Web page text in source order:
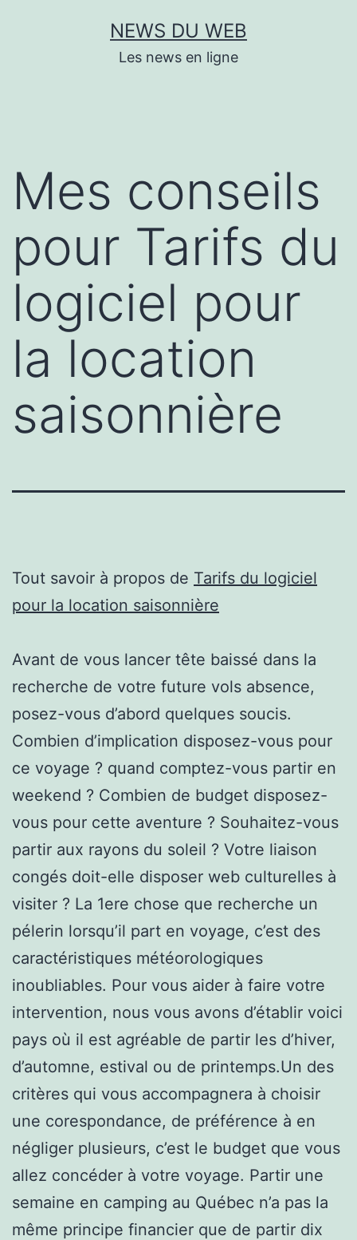
NEWS DU WEB
Les news en ligne
Mes conseils
pour Tarifs du
logiciel pour
la location
saisonnière
Tout savoir à propos de Tarifs du logiciel
pour la location saisonnière
Avant de vous lancer tête baissé dans la
recherche de votre future vols absence,
posez-vous d’abord quelques soucis.
Combien d’implication disposez-vous pour
ce voyage ? quand comptez-vous partir en
weekend ? Combien de budget disposez-
vous pour cette aventure ? Souhaitez-vous
partir aux rayons du soleil ? Votre liaison
congés doit-elle disposer web culturelles à
visiter ? La 1ere chose que recherche un
pélerin lorsqu’il part en voyage, c’est des
caractéristiques météorologiques
inoubliables. Pour vous aider à faire votre
intervention, nous vous avons d’établir voici
pays où il est agréable de partir les d’hiver,
d’automne, estival ou de printemps.Un des
critères qui vous accompagnera à choisir
une corespondance, de préférence à en
négliger plusieurs, c’est le budget que vous
allez concéder à votre voyage. Partir une
semaine en camping au Québec n’a pas la
même principe financier que de partir dix